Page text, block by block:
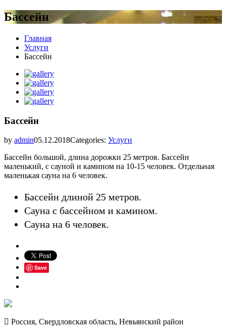
Бассейн
Главная
Услуги
Бассейн
Бассейн
by admin05.12.2018Categories: Услуги
Бассейн большой, длина дорожки 25 метров. Бассейн
маленький, с сауной и камином на 10-15 человек. Отдельная
маленькая сауна на 6 человек.
Бассейн длиной 25 метров.
Сауна с бассейном и камином.
Сауна на 6 человек.
Save
Россия, Свердловская область, Невьянский район